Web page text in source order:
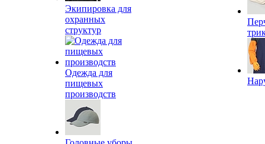
Экипировка для
охранных
структур
Одежда для
пищевых
производств